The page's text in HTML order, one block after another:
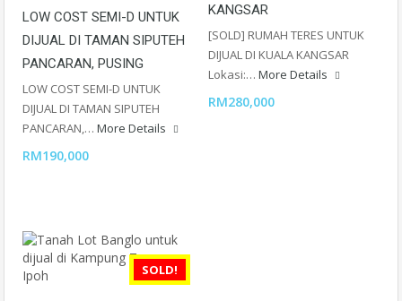
LOW COST SEMI-D UNTUK
DIJUAL DI TAMAN SIPUTEH
PANCARAN, PUSING
LOW COST SEMI-D UNTUK
DIJUAL DI TAMAN SIPUTEH
PANCARAN,… More Details
RM190,000
KANGSAR
[SOLD] RUMAH TERES UNTUK
DIJUAL DI KUALA KANGSAR
Lokasi:… More Details
RM280,000
SOLD!